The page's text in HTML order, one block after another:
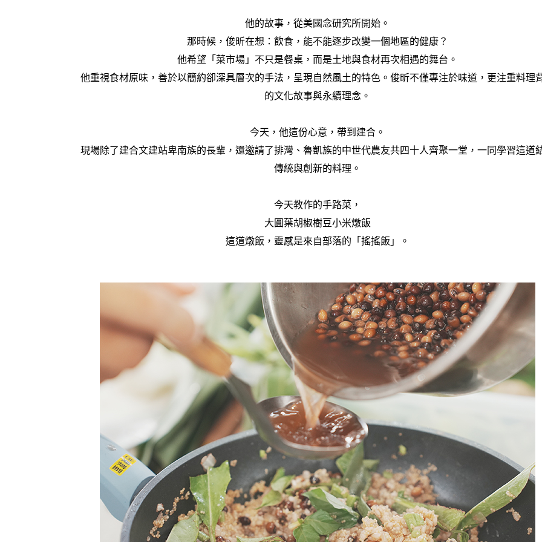
他的故事，從美國念研究所開始。
那時候，俊昕在想：飲食，能不能逐步改變一個地區的健康？
他希望「菜市場」不只是餐桌，而是土地與食材再次相遇的舞台。
他重視食材原味，善於以簡約卻深具層次的手法，呈現自然風土的特色。俊昕不僅專注於味道，更注重料理
的文化故事與永續理念。
今天，他這份心意，帶到建合。
現場除了建合文建站卑南族的長輩，還邀請了排灣、魯凱族的中世代農友共四十人齊聚一堂，一同學習這道
傳統與創新的料理。
今天教作的手路菜，
大圓葉胡椒樹豆小米燉飯
這道燉飯，靈感是來自部落的「搖搖飯」。